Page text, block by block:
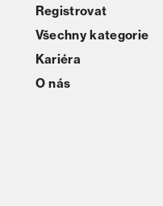
Registrovat
Všechny kategorie
Kariéra
O nás